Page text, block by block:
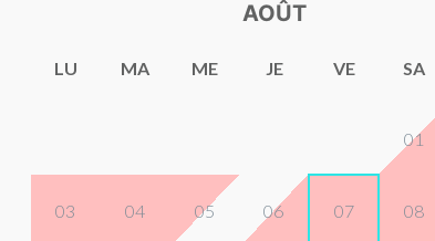
AOÛT
LU MA ME JE VE SA
01
03 04 05 06 07 08